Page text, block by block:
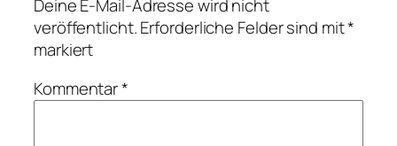
Deine E-Mail-Adresse wird nicht
veröffentlicht.Erforderliche Felder sind mit*
markiert
Kommentar*